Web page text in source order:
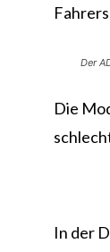
Der
Die
In der